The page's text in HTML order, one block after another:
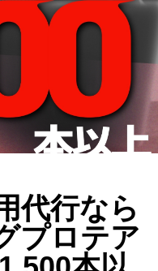
代行なら
プロテア